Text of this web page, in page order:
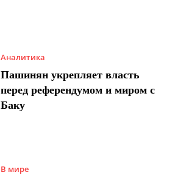
Аналитика
Пашинян укрепляет власть
перед референдумом и миром с
Баку
В мире